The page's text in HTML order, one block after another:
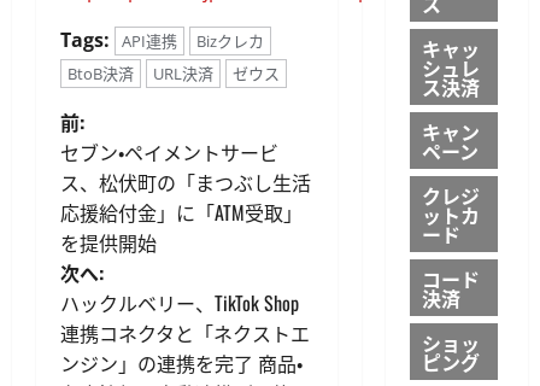
Tags:
API連携
Bizクレカ
BtoB決済
URL決済 ゼウス
投
稿
ナ
ビ
ゲ
前:
セブン・ペイメントサービ
ス、松伏町の「まつぶし生活
応援給付金」に「ATM受取」
を提供開始
次へ:
ハックルベリー、TikTok Shop
連携コネクタと「ネクストエ
ンジン」の連携を完了 商品・
キャッ
シュレ
ス決済
キャン
ペーン
クレジ
ットカ
ード
コード
決済
ショッ
ピング